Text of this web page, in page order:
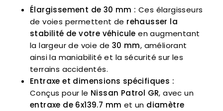
Élargissement de 30 mm : Ces élargisseurs
de voies permettent de rehausser la
stabilité de votre véhicule en augmentant
la largeur de voie de 30 mm, améliorant
ainsi la maniabilité et la sécurité sur les
terrains accidentés.
Entraxe et dimensions spécifiques :
Conçus pour le Nissan Patrol GR, avec un
entraxe de 6x139.7 mm et un diamètre